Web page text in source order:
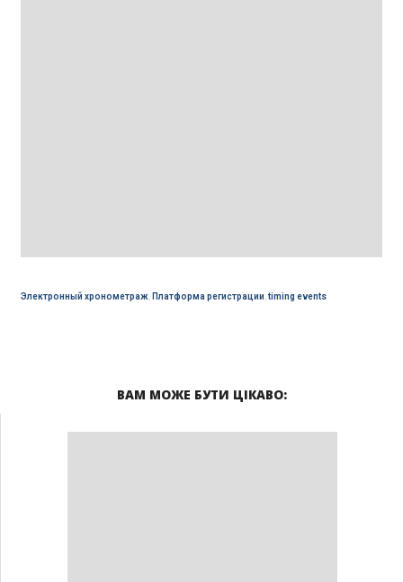
Электронный хронометраж, Платформа регистрации,timing events
ВАМ МОЖЕ БУТИ ЦІКАВО: